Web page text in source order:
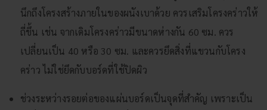
นึกถึงโครงสร้างภายในของผนังเบาด้วย ควรเสริมโครงคร่าวให้
ถี่ขึ้น เช่น จากเดิมโครงคร่าวมีขนาดห่างกัน 60 ซม. ควร
เปลี่ยนเป็น 40 หรือ 30 ซม. และควรยึดสิ่งที่แขวนกับโครง
คร่าว ไม่ใช่ยึดกับบอร์ดที่ใช้ปิดผิว
ช่วงระหว่างรอยต่อของแผ่นบอร์ดเป็นจุดที่สำคัญ เพราะเป็น